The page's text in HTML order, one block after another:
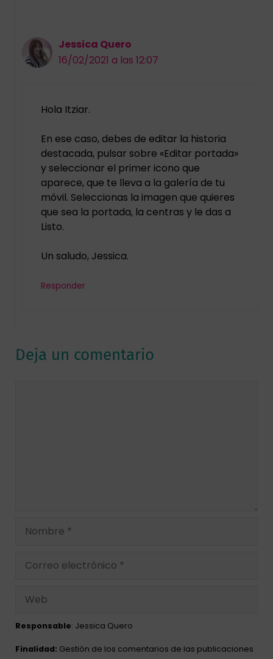
Jessica Quero
16/02/2021 a las 12:07
Hola Itziar.
En ese caso, debes de editar la historia
destacada, pulsar sobre «Editar portada»
y seleccionar el primer icono que
aparece, que te lleva a la galería de tu
móvil. Seleccionas la imagen que quieres
que sea la portada, la centras y le das a
Listo.
Un saludo, Jessica.
Responder
Deja un comentario
Responsable: Jessica Quero
Finalidad: Gestión de los comentarios de las publicaciones